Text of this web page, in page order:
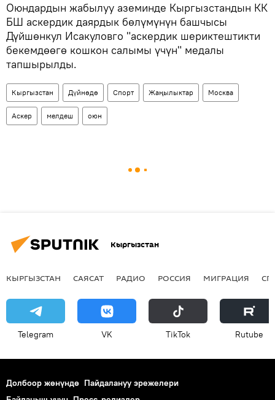
Оюндардын жабылуу аземинде Кыргызстандын КК
БШ аскердик даярдык бөлүмүнүн башчысы
Дүйшөнкул Исакуловго "аскердик шериктештикти
бекемдөөгө кошкон салымы үчүн" медалы
тапшырылды.
Кыргызстан Дүйнөдө Спорт Жаңылыктар Москва
Аскер мелдеш оюн
Кыргызстан
КЫРГЫЗСТАН САЯСАТ РАДИО РОССИЯ МИГРАЦИЯ
Telegram VK ТikТоk Rutube
Долбоор жөнүндө Пайдалануу эрежелери